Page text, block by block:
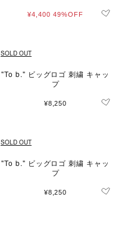
¥4,400 49%OFF
SOLD OUT
"To b." ビッグロゴ 刺繍 キャッ
プ
¥8,250
SOLD OUT
"To b." ビッグロゴ 刺繍 キャッ
プ
¥8,250